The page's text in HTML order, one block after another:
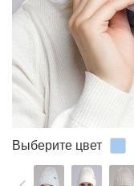
Выберите цвет